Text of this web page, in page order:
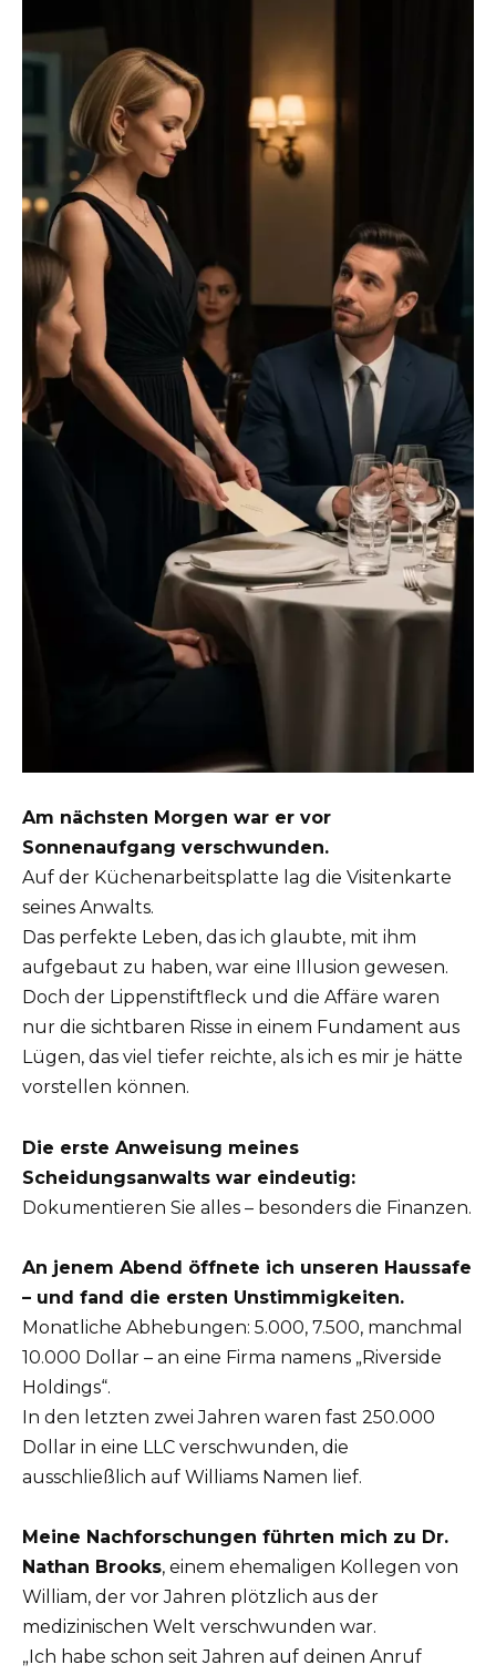
Am nächsten Morgen war er vor
Sonnenaufgang verschwunden.
Auf der Küchenarbeitsplatte lag die Visitenkarte
seines Anwalts.
Das perfekte Leben, das ich glaubte, mit ihm
aufgebaut zu haben, war eine Illusion gewesen.
Doch der Lippenstiftfleck und die Affäre waren
nur die sichtbaren Risse in einem Fundament aus
Lügen, das viel tiefer reichte, als ich es mir je hätte
vorstellen können.
Die erste Anweisung meines
Scheidungsanwalts war eindeutig:
Dokumentieren Sie alles – besonders die Finanzen.
An jenem Abend öffnete ich unseren Haussafe
– und fand die ersten Unstimmigkeiten.
Monatliche Abhebungen: 5.000, 7.500, manchmal
10.000 Dollar – an eine Firma namens „Riverside
Holdings“.
In den letzten zwei Jahren waren fast 250.000
Dollar in eine LLC verschwunden, die
ausschließlich auf Williams Namen lief.
Meine Nachforschungen führten mich zu Dr.
Nathan Brooks, einem ehemaligen Kollegen von
William, der vor Jahren plötzlich aus der
medizinischen Welt verschwunden war.
„Ich habe schon seit Jahren auf deinen Anruf